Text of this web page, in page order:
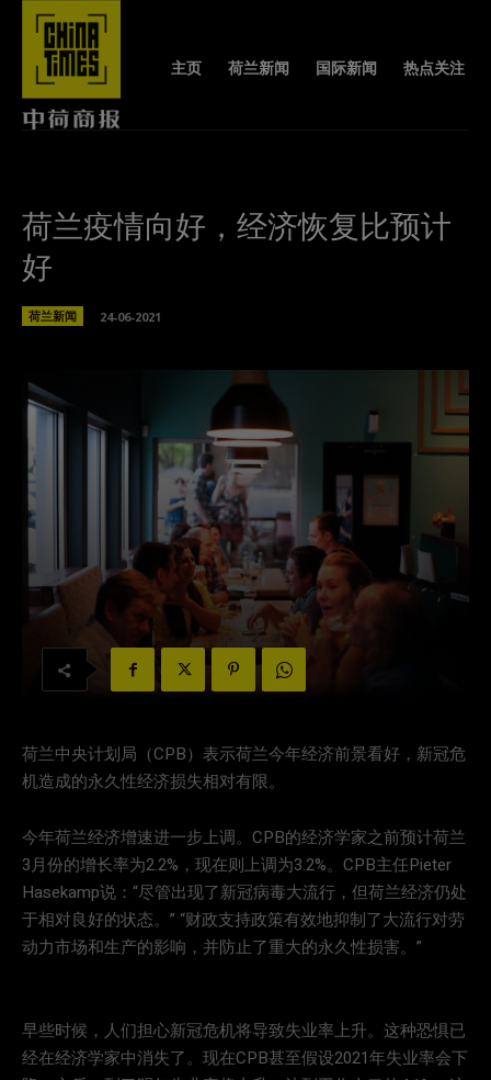
主页 荷兰新闻 国际新闻 热点关注
荷兰疫情向好，经济恢复比预计
好
荷兰新闻 24-06-2021
荷兰中央计划局（CPB）表示荷兰今年经济前景看好，新冠危
机造成的永久性经济损失相对有限。
今年荷兰经济增速进一步上调。CPB的经济学家之前预计荷兰
3月份的增长率为2.2%，现在则上调为3.2%。CPB主任Pieter
Hasekamp说：“尽管出现了新冠病毒大流行，但荷兰经济仍处
于相对良好的状态。” “财政支持政策有效地抑制了大流行对劳
动力市场和生产的影响，并防止了重大的永久性损害。”
早些时候，人们担心新冠危机将导致失业率上升。这种恐惧已
经在经济学家中消失了。现在CPB甚至假设2021年失业率会下